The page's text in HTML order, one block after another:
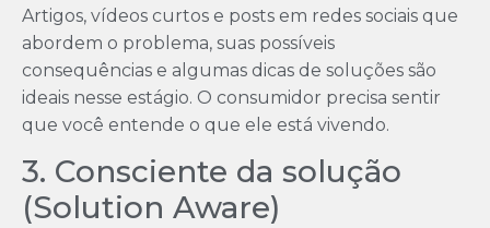
Artigos, vídeos curtos e posts em redes sociais que
abordem o problema, suas possíveis
consequências e algumas dicas de soluções são
ideais nesse estágio. O consumidor precisa sentir
que você entende o que ele está vivendo.
3. Consciente da solução
(Solution Aware)